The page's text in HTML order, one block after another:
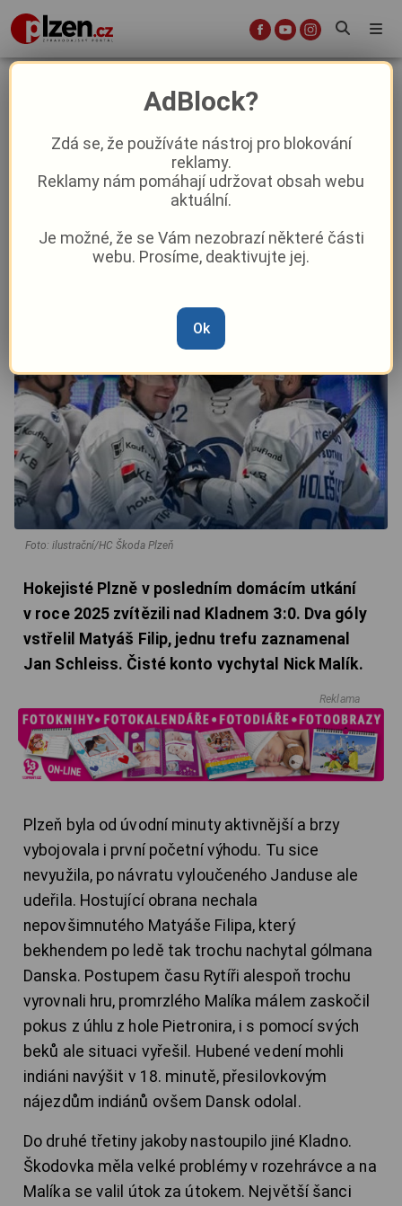
Plzeň se před vlastními fanoušky
rozloučila s rokem 2025 vítězstvím
nad Kladnem
Aktuality Sport
Marie Osvaldová –26. 12. 2025|18:50
Foto: ilustrační/HC Škoda Plzeň
Hokejisté Plzně v posledním domácím utkání
v roce 2025 zvítězili nad Kladnem 3:0. Dva góly
vstřelil Matyáš Filip, jednu trefu zaznamenal
Jan Schleiss. Čisté konto vychytal Nick Malík.
Reklama
Plzeň byla od úvodní minuty aktivnější a brzy
vybojovala i první početní výhodu. Tu sice
nevyužila, po návratu vyloučeného Janduse ale
udeřila. Hostující obrana nechala
nepovšimnutého Matyáše Filipa, který
bekhendem po ledě tak trochu nachytal gólmana
Danska. Postupem času Rytíři alespoň trochu
vyrovnali hru, promrzlého Malíka málem zaskočil
pokus z úhlu z hole Pietronira, i s pomocí svých
beků ale situaci vyřešil. Hubené vedení mohli
indiáni navýšit v 18. minutě, přesilovkovým
nájezdům indiánů ovšem Dansk odolal.
Do druhé třetiny jakoby nastoupilo jiné Kladno.
Škodovka měla velké problémy v rozehrávce a na
Malíka se valil útok za útokem. Největší šanci
AdBlock?
Zdá se, že používáte nástroj pro blokování
reklamy.
Reklamy nám pomáhají udržovat obsah webu
aktuální.
Je možné, že se Vám nezobrazí některé části
webu. Prosíme, deaktivujte jej.
Ok